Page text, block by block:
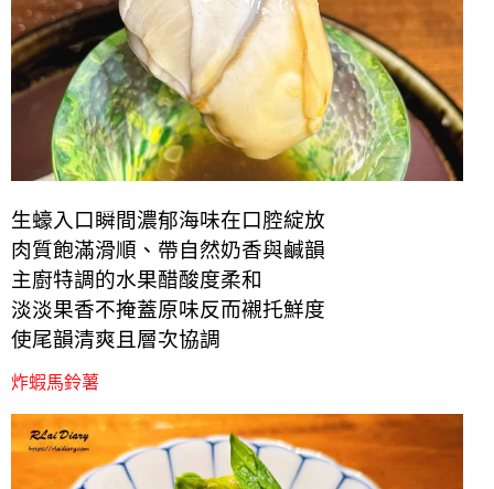
生蠔入口瞬間濃郁海味在口腔綻放
肉質飽滿滑順、帶自然奶香與鹹韻
主廚特調的水果醋酸度柔和
淡淡果香不掩蓋原味反而襯托鮮度
使尾韻清爽且層次協調
炸蝦馬鈴薯